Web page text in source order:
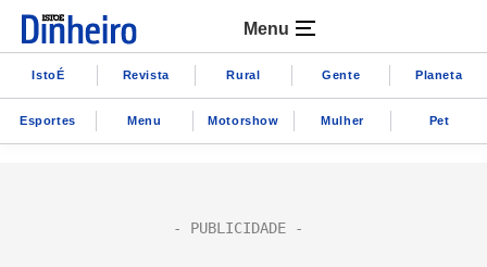
Menu
IstoÉ Revista Rural Gente Planeta
Esportes Menu Motorshow Mulher Pet